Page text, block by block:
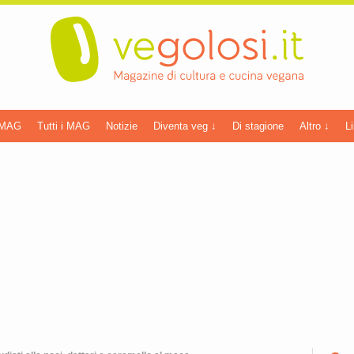
Tutti i MAG Notizie Diventa veg ↓ Di stagione Altro ↓